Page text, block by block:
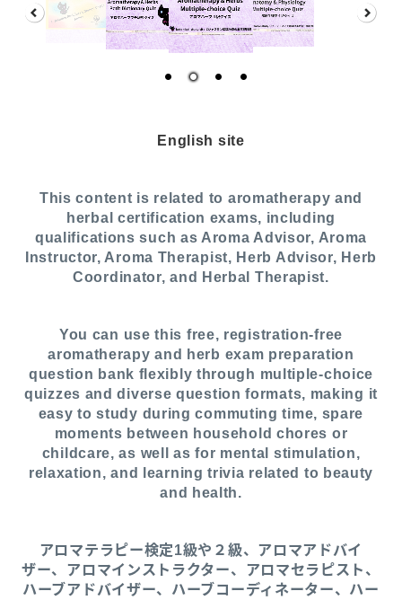
English site
This content is related to aromatherapy and
herbal certification exams, including
qualifications such as Aroma Advisor, Aroma
Instructor, Aroma Therapist, Herb Advisor, Herb
Coordinator, and Herbal Therapist.
You can use this free, registration-free
aromatherapy and herb exam preparation
question bank flexibly through multiple-choice
quizzes and diverse question formats, making it
easy to study during commuting time, spare
moments between household chores or
childcare, as well as for mental stimulation,
relaxation, and learning trivia related to beauty
and health.
アロマテラピー検定1級や２級、アロマアドバイ
ザー、アロマインストラクター、アロマセラピスト、
ハーブアドバイザー、ハーブコーディネーター、ハー